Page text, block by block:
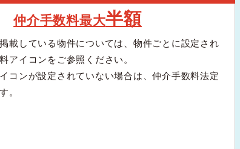
仲介手数料最大半額
載している物件については、物件ごとに設定され
アイコンをご参照ください。
コンが設定されていない場合は、仲介手数料法定
。